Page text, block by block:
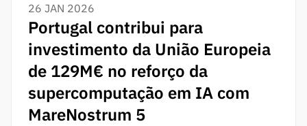
26 JAN 2026
Portugal contribui para
investimento da União Europeia
de 129M€ no reforço da
supercomputação em IA com
MareNostrum 5